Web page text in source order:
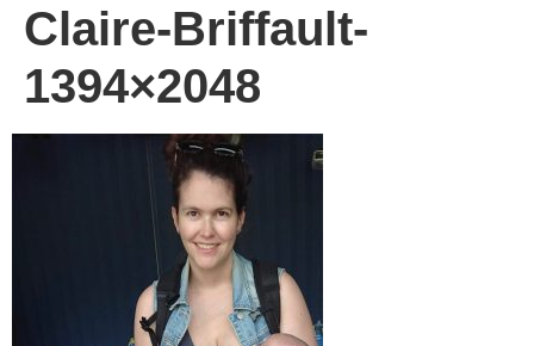
Claire-Briffault-
1394×2048